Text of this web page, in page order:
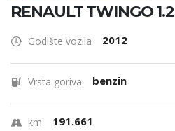
RENAULT TWINGO 1.2
Godište vozila 2012
Vrsta goriva benzin
km 191.661